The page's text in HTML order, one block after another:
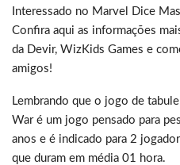
Interessado no Marvel Dice
Confira aqui as informações
da Devir, WizKids Games e
amigos!
Lembrando que o jogo de
War é um jogo pensado para
anos e é indicado para 2
que duram em média 01 hora.